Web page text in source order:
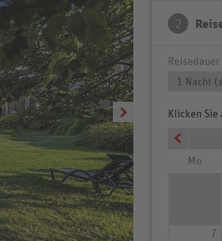
2
Reisedauer
1 Nacht
Klicken
Mo
7